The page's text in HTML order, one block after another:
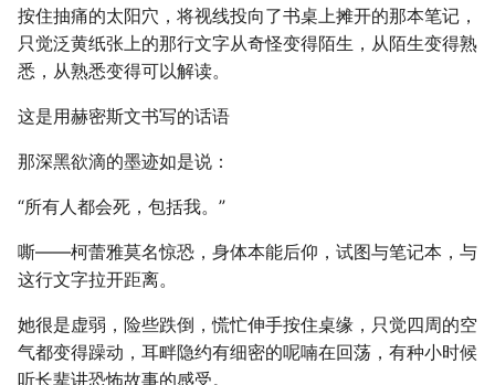
按住抽痛的太阳穴，将视线投向了书桌上摊开的那本笔记，
只觉泛黄纸张上的那行文字从奇怪变得陌生，从陌生变得熟
悉，从熟悉变得可以解读。
这是用赫密斯文书写的话语
那深黑欲滴的墨迹如是说：
“所有人都会死，包括我。”
嘶——柯蕾雅莫名惊恐，身体本能后仰，试图与笔记本，与
这行文字拉开距离。
她很是虚弱，险些跌倒，慌忙伸手按住桌缘，只觉四周的空
气都变得躁动，耳畔隐约有细密的呢喃在回荡，有种小时候
听长辈讲恐怖故事的感受。